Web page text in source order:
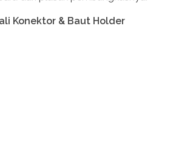
Konektor & Baut Holder